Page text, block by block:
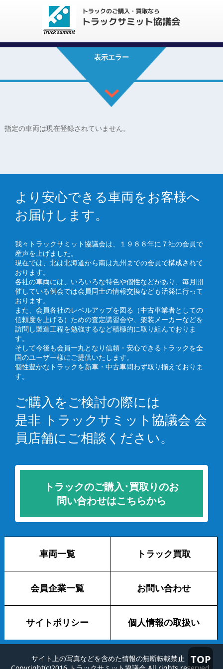
TOP
表示エラー
指定の車両は現在登録されていません。
より安心できる車両をお客様へ
お届けします。
我々トラックサミット協議会は、１９８８年に７社の会員で
産声を上げました。
現在では、北は北海道から南は九州までの会員で構成されて
おります。
各社の車両には、いろいろな特色や個性などがあり、毎月開
催している例会では会員同士の情報交換なども活発に行って
おります。
また、会員各社のレベルアップを図る（中古車業者としての
信頼度を上げる）ための査定講習会や、架装メーカーなどを
訪問し製造工程を勉強するなど積極的に取り組んでおりま
す。
そして今後も会員一丸となり信頼・安心できるトラックを全
国のユーザー様にご提供いたします。
個性豊かなトラックを新車・中古車問わず取り揃えておりま
す。
ご購入をご検討の際には
是非 トラックサミット協議会 会
員店舗にご相談ください。
トラックのご購入･買取りのお
問い合わせはこちらから
車両一覧 トラック買取
会員企業一覧 お問い合わせ
サイトポリシー 個人情報の取扱い
サイト上の写真などを含めた情報の無断転載禁止